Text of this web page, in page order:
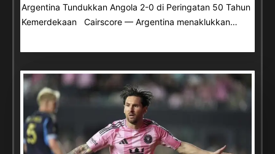
Argentina Tundukkan Angola 2-0 di Peringatan 50 Tahun
Kemerdekaan Cairscore — Argentina menaklukkan…